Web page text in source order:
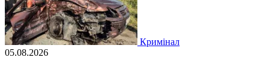
Кримінал
05.08.2026